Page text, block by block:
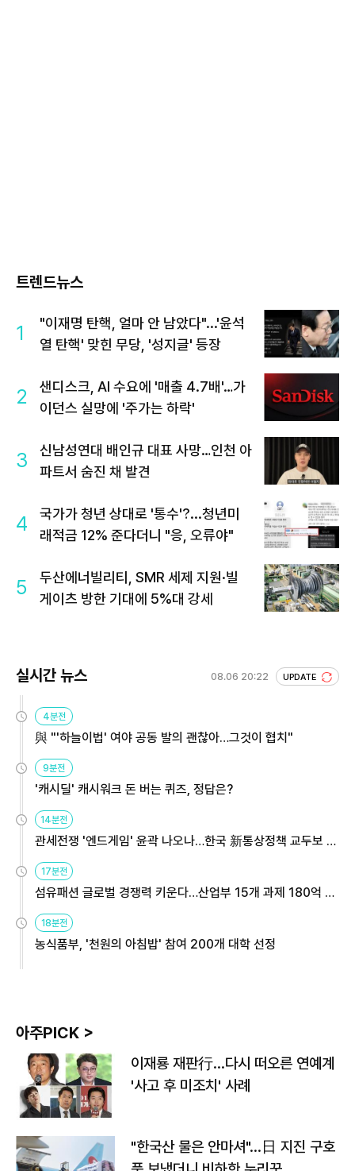
트렌드뉴스
1
"이재명 탄핵, 얼마 안 남았다"...'윤석
열 탄핵' 맞힌 무당, '성지글' 등장
2
샌디스크, AI 수요에 '매출 4.7배'…가
이던스 실망에 '주가는 하락'
3
신남성연대 배인규 대표 사망…인천 아
파트서 숨진 채 발견
4
국가가 청년 상대로 '통수'?...청년미
래적금 12% 준다더니 "응, 오류야"
5
두산에너빌리티, SMR 세제 지원·빌
게이츠 방한 기대에 5%대 강세
실시간 뉴스 08.06 20:22 UPDATE
4분전
與 "'하늘이법' 여야 공동 발의 괜찮아…그것이 협치"
9분전
'캐시딜' 캐시워크 돈 버는 퀴즈, 정답은?
14분전
관세전쟁 '엔드게임' 윤곽 나오나…한국 新통상정책 교두보 활
17분전
섬유패션 글로벌 경쟁력 키운다…산업부 15개 과제 180억 지
18분전
농식품부, '천원의 아침밥' 참여 200개 대학 선정
아주PICK >
이재룡 재판行…다시 떠오른 연예계
'사고 후 미조치' 사례
"한국산 물은 안마셔"…日 지진 구호